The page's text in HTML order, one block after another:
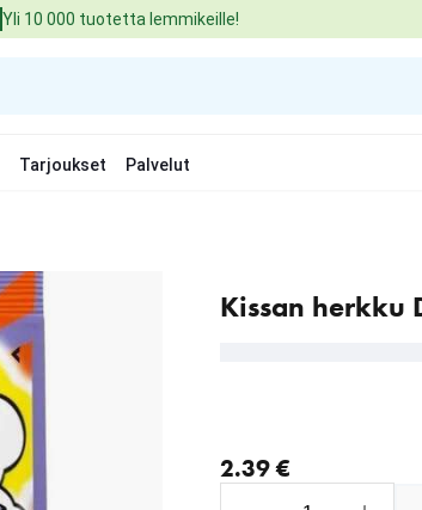
Yli 10 000 tuotetta lemmikeille!
Tarjoukset Palvelut
Kissan herkku
2.39 €